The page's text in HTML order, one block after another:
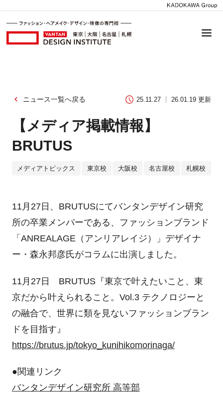
ニュース一覧へ戻る 25.11.27 26.01.19 更新
【メディア掲載情報】
BRUTUS
メディアトピックス 東京校 大阪校 名古屋校 札幌校
11月27日、BRUTUSにてバンタンデザイン研究
所の卒業メンバーである、ファッションブランド
「ANREALAGE（アンリアレイジ）」デザイナ
ー・森永邦彦氏がコラムに出演しました。
11月27日 BRUTUS『東京で叶えたいこと、東
京だから叶えられること。Vol.3 テクノロジーと
の融合で、世界に類を見ないファッションブラン
ドを目指す』
https://brutus.jp/tokyo_kunihikomorinaga/
●関連リンク
バンタンデザイン研究所 高等部